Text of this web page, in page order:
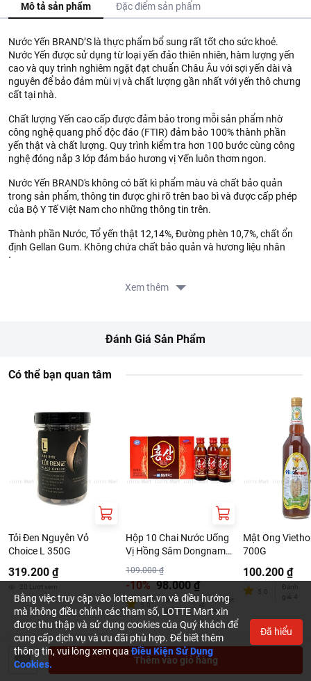
Thêm vào giỏ hàng
Mô tả sản phẩm Đặc điểm sản phẩm
Nước Yến BRAND’S là thực phẩm bổ sung rất tốt cho sức khoẻ.
Nước Yến được sử dụng từ loại yến đảo thiên nhiên, hàm lượng yến
cao và quy trình nghiêm ngặt đạt chuẩn Châu Âu với sợi yến dài và
nguyên để bảo đảm mùi vị và chất lượng gần nhất với yến thô chưng
cất tại nhà.
Chất lượng Yến cao cấp được đảm bảo trong mỗi sản phẩm nhờ
công nghệ quang phổ độc đáo (FTIR) đảm bảo 100% thành phần
yến thật và chất lượng. Quy trình kiểm tra hơn 100 bước cùng công
nghệ đóng nắp 3 lớp đảm bảo hương vị Yến luôn thơm ngon.
Nước Yến BRAND's không có bất kì phẩm màu và chất bảo quản
trong sản phẩm, thông tin được ghi rõ trên bao bì và được cấp phép
của Bộ Y Tế Việt Nam cho những thông tin trên.
Thành phần Nước, Tổ yến thật 12,14%, Đường phèn 10,7%, chất ổn
định Gellan Gum. Không chứa chất bảo quản và hương liệu nhân
tạo.
Thông tin từ LOTTE MART:
https://www.lottemart.vn/vi-nsg/faq/39
Tên công ty: CONG TY TNHH PHAN PHOI TIEN TIEN
Xem thêm
Đánh Giá Sản Phẩm
Có thể bạn quan tâm
Tỏi Đen Nguyên Vỏ
Choice L 350G
319.200 ₫
20 Lượt xem
Hộp 10 Chai Nước Uống
Vị Hồng Sâm Dongnam
109.000 ₫
-10% 98.000 ₫
5.0
Đánh
giá:8
85 Lượt
xem
Mật Ong
700G
100.200 ₫
5.0
Đánh
giá 4
Bằng việc truy cập vào lottemart.vn và điều hướng
mà không điều chỉnh các tham số, LOTTE Mart xin
được thu thập và sử dụng cookies của Quý khách để
cung cấp dịch vụ và ưu đãi phù hợp. Để biết thêm
thông tin, vui lòng xem quaĐiều Kiện Sử Dụng
Cookies.
Đã hiểu